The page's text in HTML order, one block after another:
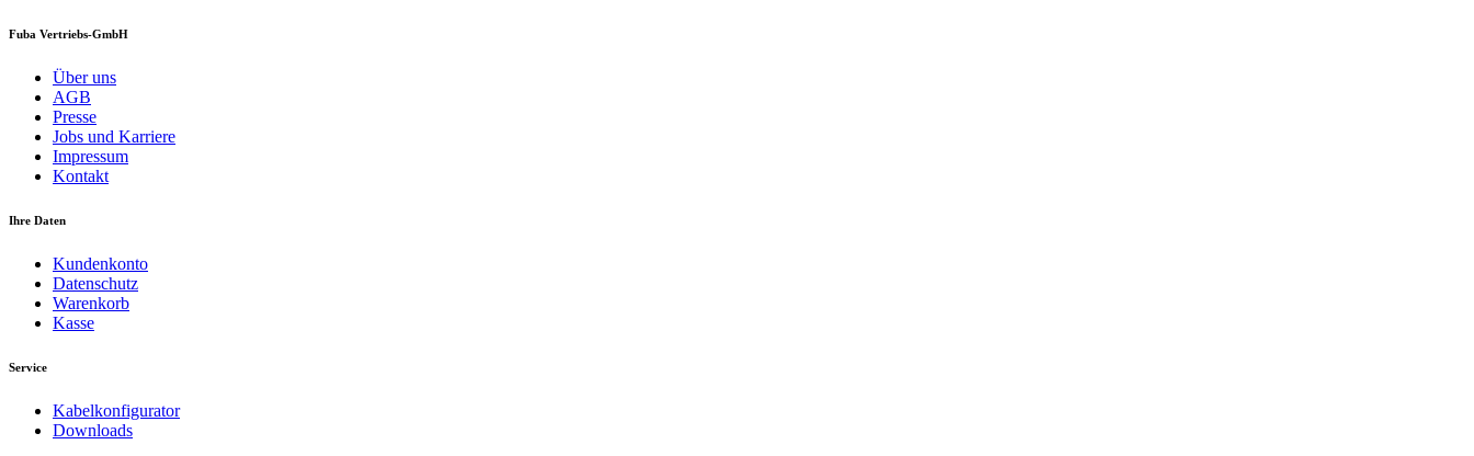
Fuba Vertriebs-GmbH
Über uns
AGB
Presse
Jobs und Karriere
Impressum
Kontakt
Ihre Daten
Kundenkonto
Datenschutz
Warenkorb
Kasse
Service
Kabelkonfigurator
Downloads